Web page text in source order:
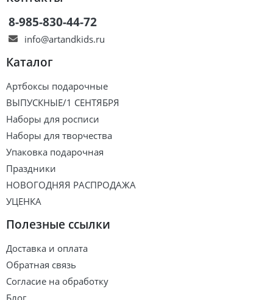
8-985-830-44-72
info@artandkids.ru
Каталог
Артбоксы подарочные
ВЫПУСКНЫЕ/1 СЕНТЯБРЯ
Наборы для росписи
Наборы для творчества
Упаковка подарочная
Праздники
НОВОГОДНЯЯ РАСПРОДАЖА
УЦЕНКА
Полезные ссылки
Доставка и оплата
Обратная связь
Согласие на обработку
Блог